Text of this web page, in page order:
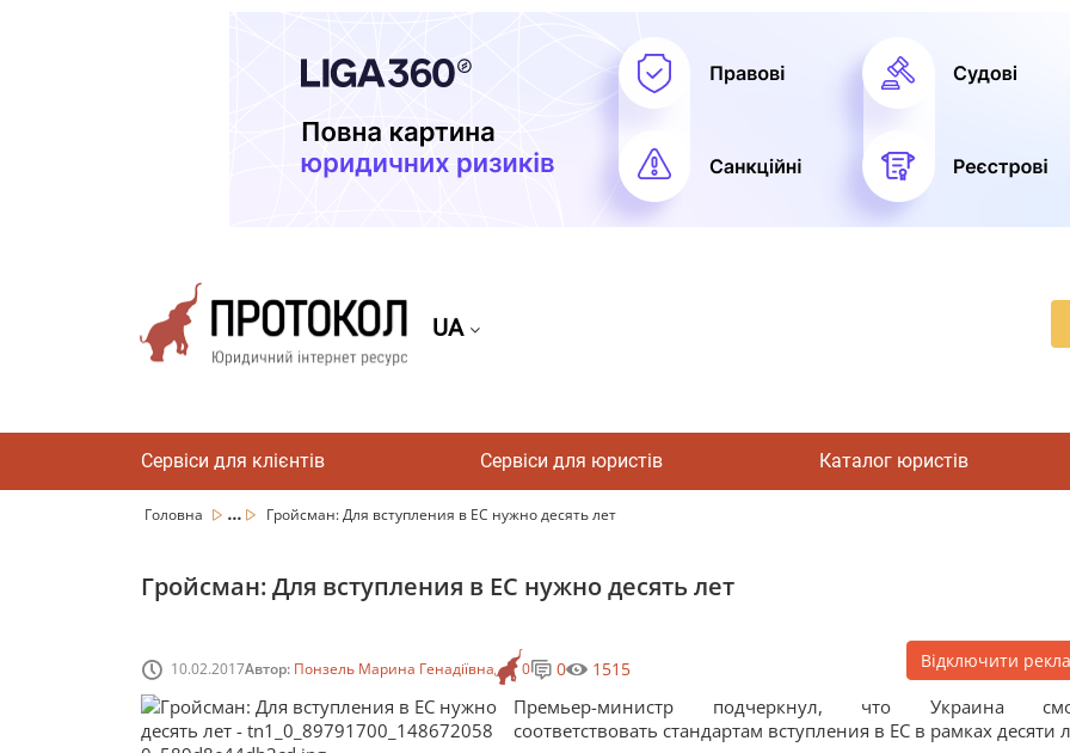
UA
Сервіси для клієнтів Сервіси для юристів Каталог юристів
Головна ... Гройсман: Для вступления в ЕС нужно десять лет
Гройсман: Для вступления в ЕС нужно десять лет
10.02.2017Автор: Понзель Марина Генадіївна 0 0 1515 Відключити
Премьер-министр подчеркнул, что Украина
соответствовать стандартам вступления в ЕС в рамках десяти